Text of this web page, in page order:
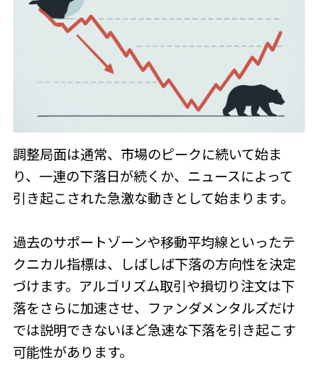
調整局面は通常、市場のピークに続いて始ま
り、一連の下落日が続くか、ニュースによって
引き起こされた急激な動きとして始まります。
過去のサポートゾーンや移動平均線といったテ
クニカル指標は、しばしば下落の方向性を決定
づけます。アルゴリズム取引や損切り注文は下
落をさらに加速させ、ファンダメンタルズだけ
では説明できないほど急速な下落を引き起こす
可能性があります。